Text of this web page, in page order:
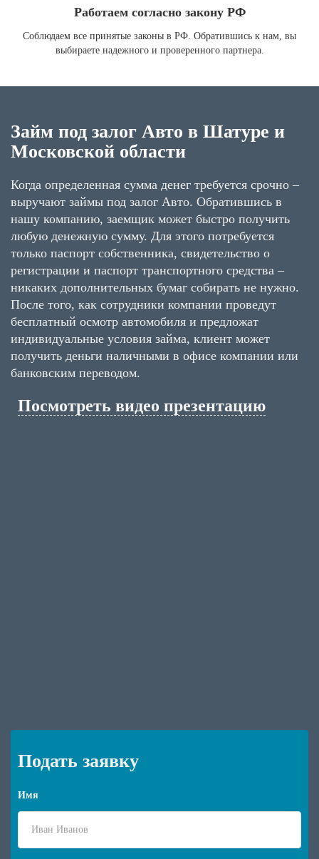
Работаем согласно закону РФ
Соблюдаем все принятые законы в РФ. Обратившись к нам, вы
выбираете надежного и проверенного партнера.
Займ под залог Авто в Шатуре и
Московской области
Когда определенная сумма денег требуется срочно –
выручают займы под залог Авто. Обратившись в
нашу компанию, заемщик может быстро получить
любую денежную сумму. Для этого потребуется
только паспорт собственника, свидетельство о
регистрации и паспорт транспортного средства –
никаких дополнительных бумаг собирать не нужно.
После того, как сотрудники компании проведут
бесплатный осмотр автомобиля и предложат
индивидуальные условия займа, клиент может
получить деньги наличными в офисе компании или
банковским переводом.
Посмотреть видео презентацию
Подать заявку
Имя